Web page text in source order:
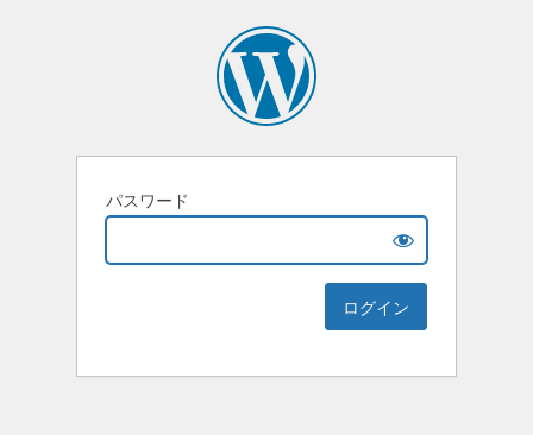
パスワード